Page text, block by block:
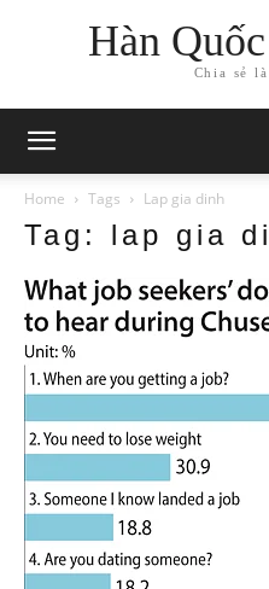
Hàn
Chia sẻ
Home Tags Lap gia dinh
Tag: lap gia